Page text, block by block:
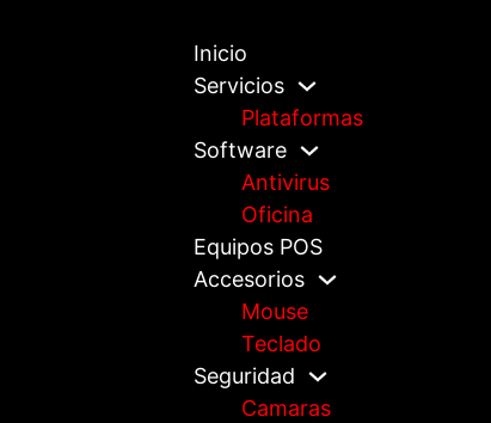
Inicio
Servicios
Plataformas
Software
Antivirus
Oficina
Equipos POS
Accesorios
Mouse
Teclado
Seguridad
Camaras